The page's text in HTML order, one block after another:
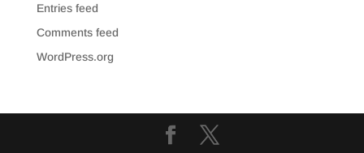
Entries feed
Comments feed
WordPress.org